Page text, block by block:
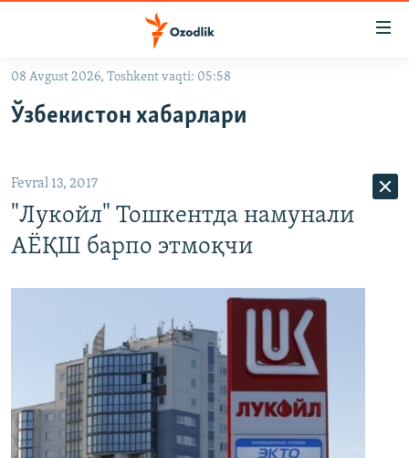
Асосий
Қидиришга
ўтинг
OZODLIK SURISHTIRUVLARI
На русском
ИЖТИМОИЙ ТАРМОҚЛАР
Озодлик бошқа тилларда
08 Avgust 2026, Toshkent vaqti: 05:58
Ўзбекистон хабарлари
Fevral 13, 2017
"Лукойл" Тошкентда намунали
АЁҚШ барпо этмоқчи